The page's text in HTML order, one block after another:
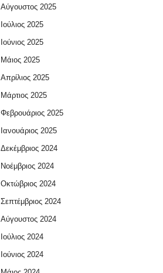
Αύγουστος 2025
Ιούλιος 2025
Ιούνιος 2025
Μάιος 2025
Απρίλιος 2025
Μάρτιος 2025
Φεβρουάριος 2025
Ιανουάριος 2025
Δεκέμβριος 2024
Νοέμβριος 2024
Οκτώβριος 2024
Σεπτέμβριος 2024
Αύγουστος 2024
Ιούλιος 2024
Ιούνιος 2024